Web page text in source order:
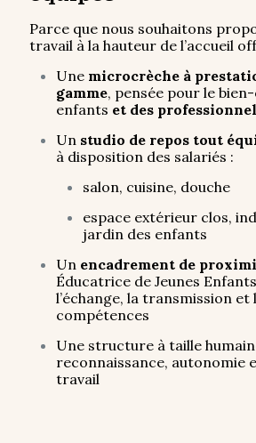
Parce que nous souhaitons
travail à la hauteur de l’accueil
Une microcrèche à
gamme, pensée pour le
enfants et des
Un studio de repos tout
à disposition des salariés :
salon, cuisine, douche
espace extérieur clos,
jardin des enfants
Un encadrement de
Éducatrice de Jeunes
l’échange, la transmission et
compétences
Une structure à taille
reconnaissance, autonomie
travail